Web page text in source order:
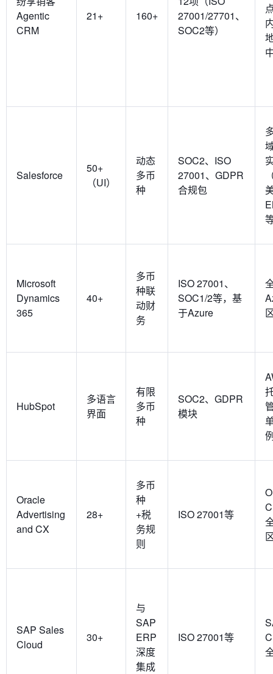
Agentic
CRM
21+ 160+
27001/27701、
SOC2等）
Salesforce
50+
（UI）
动态
多币
种
SOC2、ISO
27001、GDPR
合规包
Microsoft
Dynamics
365
40+
多币
种联
动财
务
ISO 27001、
SOC1/2等，基
于Azure
HubSpot
多语言
界面
有限
多币
种
SOC2、GDPR
模块
Oracle
Advertising
and CX
28+
多币
种
+税
务规
则
ISO 27001等
SAP Sales
Cloud
30+
与
SAP
ERP
深度
集成
ISO 27001等